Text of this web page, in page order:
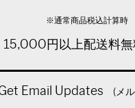
※通常商品税込計算時
15,000円以上配送料無
Email Updates (メル